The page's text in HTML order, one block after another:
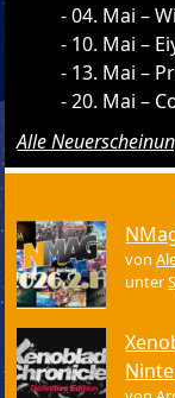
04. Mai –
10. Mai –
13. Mai –
20. Mai –
Alle
von
unter